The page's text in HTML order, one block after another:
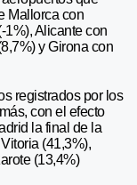
Mallorca con
1%), Alicante con
y Girona con
registrados por los
con el efecto
la final de la
(41,3%),
(13,4%)